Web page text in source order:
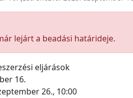
lejárt a beadási határideje.
eljárások
16.
26., 10:00